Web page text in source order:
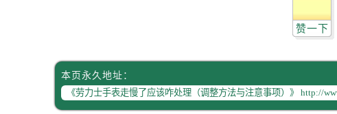
赞一下
本页永久地址：